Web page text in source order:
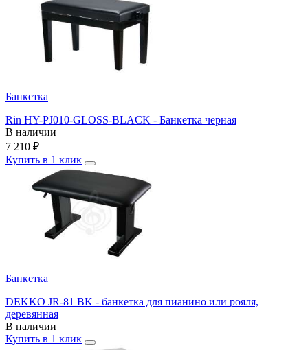
Банкетка
Rin HY-PJ010-GLOSS-BLACK - Банкетка черная
В наличии
7 210 ₽
Купить в 1 клик
Банкетка
DEKKO JR-81 BK - банкетка для пианино или рояля,
деревянная
В наличии
Купить в 1 клик